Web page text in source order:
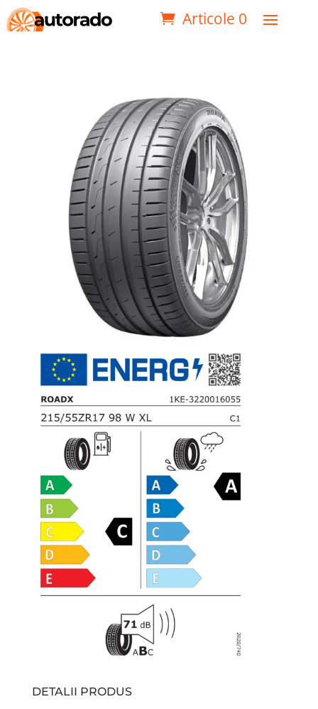
Articole 0
DETALII PRODUS